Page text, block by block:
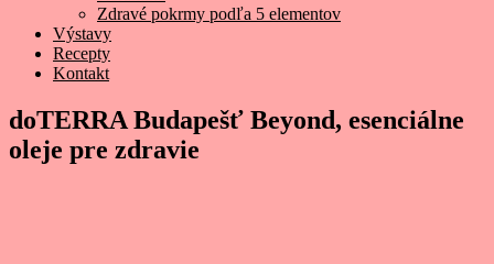
Zdravé pokrmy podľa 5 elementov
Výstavy
Recepty
Kontakt
doTERRA Budapešť Beyond, esenciálne
oleje pre zdravie